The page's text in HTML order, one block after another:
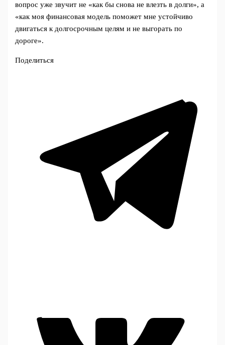
вопрос уже звучит не «как бы снова не влезть в долги», а
«как моя финансовая модель поможет мне устойчиво
двигаться к долгосрочным целям и не выгорать по
дороге».
Поделиться